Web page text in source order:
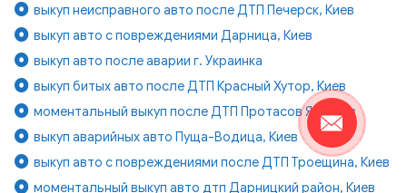
выкуп неисправного авто после ДТП Печерск, Киев
выкуп авто с повреждениями Дарница, Киев
выкуп авто после аварии г. Украинка
выкуп битых авто после ДТП Красный Хутор, Киев
моментальный выкуп после ДТП Протасов Яр, Киев
выкуп аварийных авто Пуща-Водица, Киев
выкуп авто с повреждениями после ДТП Троещина, Киев
моментальный выкуп авто дтп Дарницкий район, Киев